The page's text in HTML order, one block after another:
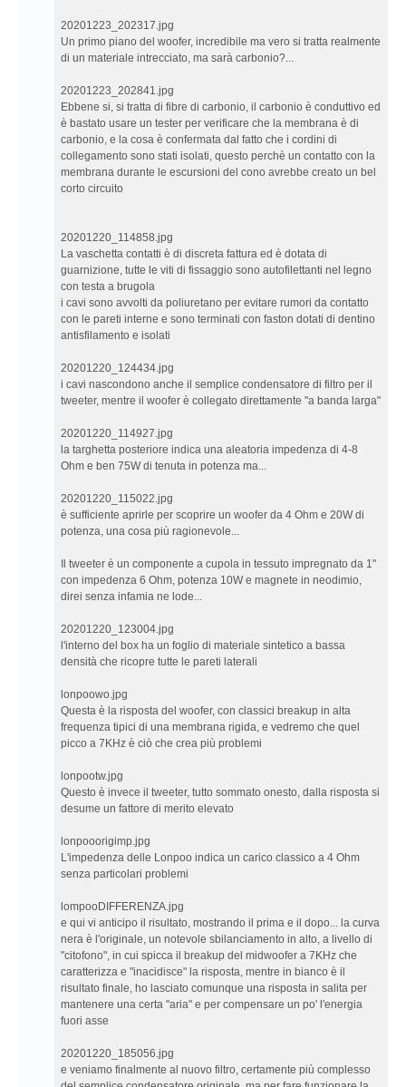
20201223_202317.jpg
Un primo piano del woofer, incredibile ma vero si tratta realmente
di un materiale intrecciato, ma sarà carbonio?...
20201223_202841.jpg
Ebbene si, si tratta di fibre di carbonio, il carbonio è conduttivo ed
è bastato usare un tester per verificare che la membrana è di
carbonio, e la cosa è confermata dal fatto che i cordini di
collegamento sono stati isolati, questo perchè un contatto con la
membrana durante le escursioni del cono avrebbe creato un bel
corto circuito
20201220_114858.jpg
La vaschetta contatti è di discreta fattura ed è dotata di
guarnizione, tutte le viti di fissaggio sono autofilettanti nel legno
con testa a brugola
i cavi sono avvolti da poliuretano per evitare rumori da contatto
con le pareti interne e sono terminati con faston dotati di dentino
antisfilamento e isolati
20201220_124434.jpg
i cavi nascondono anche il semplice condensatore di filtro per il
tweeter, mentre il woofer è collegato direttamente "a banda larga"
20201220_114927.jpg
la targhetta posteriore indica una aleatoria impedenza di 4-8
Ohm e ben 75W di tenuta in potenza ma...
20201220_115022.jpg
è sufficiente aprirle per scoprire un woofer da 4 Ohm e 20W di
potenza, una cosa più ragionevole...
Il tweeter è un componente a cupola in tessuto impregnato da 1"
con impedenza 6 Ohm, potenza 10W e magnete in neodimio,
direi senza infamia ne lode...
20201220_123004.jpg
l'interno del box ha un foglio di materiale sintetico a bassa
densità che ricopre tutte le pareti laterali
lonpoowo.jpg
Questa è la risposta del woofer, con classici breakup in alta
frequenza tipici di una membrana rigida, e vedremo che quel
picco a 7KHz è ciò che crea più problemi
lonpootw.jpg
Questo è invece il tweeter, tutto sommato onesto, dalla risposta si
desume un fattore di merito elevato
lonpooorigimp.jpg
L'impedenza delle Lonpoo indica un carico classico a 4 Ohm
senza particolari problemi
lompooDIFFERENZA.jpg
e qui vi anticipo il risultato, mostrando il prima e il dopo... la curva
nera è l'originale, un notevole sbilanciamento in alto, a livello di
"citofono", in cui spicca il breakup del midwoofer a 7KHz che
caratterizza e "inacidisce" la risposta, mentre in bianco è il
risultato finale, ho lasciato comunque una risposta in salita per
mantenere una certa "aria" e per compensare un po' l'energia
fuori asse
20201220_185056.jpg
e veniamo finalmente al nuovo filtro, certamente più complesso